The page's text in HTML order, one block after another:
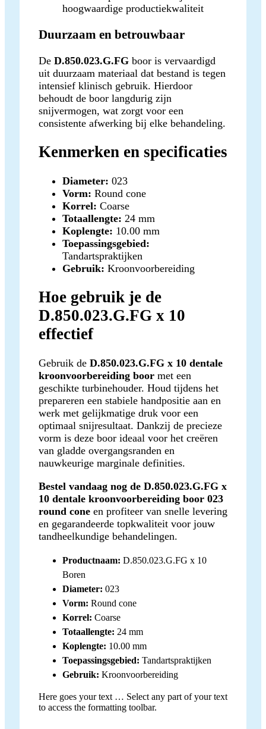
hoogwaardige productiekwaliteit
Duurzaam en betrouwbaar
De D.850.023.G.FG boor is vervaardigd
uit duurzaam materiaal dat bestand is tegen
intensief klinisch gebruik. Hierdoor
behoudt de boor langdurig zijn
snijvermogen, wat zorgt voor een
consistente afwerking bij elke behandeling.
Kenmerken en specificaties
Diameter: 023
Vorm: Round cone
Korrel: Coarse
Totaallengte: 24 mm
Koplengte: 10.00 mm
Toepassingsgebied:
Tandartspraktijken
Gebruik: Kroonvoorbereiding
Hoe gebruik je de
D.850.023.G.FG x 10
effectief
Gebruik de D.850.023.G.FG x 10 dentale
kroonvoorbereiding boor met een
geschikte turbinehouder. Houd tijdens het
prepareren een stabiele handpositie aan en
werk met gelijkmatige druk voor een
optimaal snijresultaat. Dankzij de precieze
vorm is deze boor ideaal voor het creëren
van gladde overgangsranden en
nauwkeurige marginale definities.
Bestel vandaag nog de D.850.023.G.FG x
10 dentale kroonvoorbereiding boor 023
round cone en profiteer van snelle levering
en gegarandeerde topkwaliteit voor jouw
tandheelkundige behandelingen.
Productnaam: D.850.023.G.FG x 10
Boren
Diameter: 023
Vorm: Round cone
Korrel: Coarse
Totaallengte: 24 mm
Koplengte: 10.00 mm
Toepassingsgebied: Tandartspraktijken
Gebruik: Kroonvoorbereiding
Here goes your text … Select any part of your text
to access the formatting toolbar.